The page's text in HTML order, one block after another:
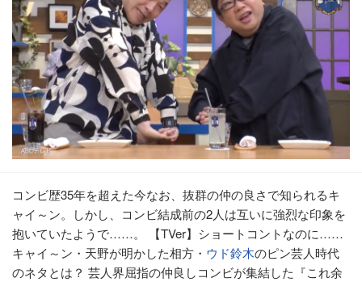
コンビ歴35年を超えた今なお、抜群の仲の良さで知られるキ
ャイ～ン。しかし、コンビ結成前の2人は互いに強烈な印象を
抱いていたようで……。 【TVer】ショートコントなのに……
キャイ～ン・天野が明かした相方・ ウド鈴木のピン芸人時代
のネタとは？ 芸人界屈指の仲良しコンビが集結した『これ余